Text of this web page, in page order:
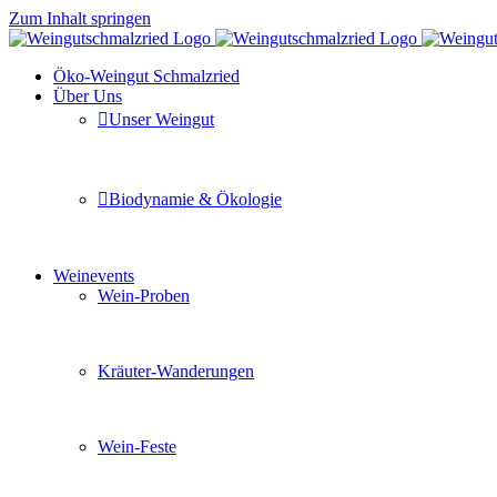
Zum Inhalt springen
Öko-Weingut Schmalzried
Über Uns
Unser Weingut
Biodynamie & Ökologie
Weinevents
Wein-Proben
Kräuter-Wanderungen
Wein-Feste